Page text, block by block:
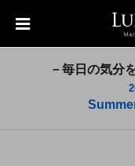
－毎日の気分